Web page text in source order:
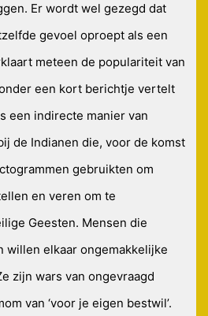
Er wordt wel gezegd dat
gevoel oproept als een
meteen de populariteit van
een kort berichtje vertelt
een indirecte manier van
de Indianen die, voor de komst
gebruikten om
en veren om te
Geesten. Mensen die
willen elkaar ongemakkelijke
zijn wars van ongevraagd
van ‘voor je eigen bestwil’.